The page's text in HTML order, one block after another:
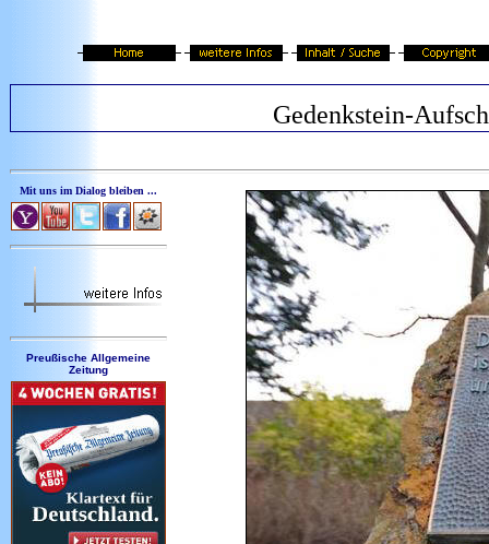
Gedenkstein-
Mit uns im Dialog bleiben ...
Preußische Allgemeine
Zeitung